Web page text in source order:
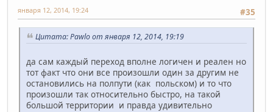
#35
января 12, 2014, 19:24
Цитата: Pawlo от января 12, 2014, 19:19
да сам каждый переход вполне логичен и реален но
тот факт что они все произошли один за другим не
остановились на полпути (как польском) и то что
произошли так относительно быстро, на такой
большой территории и правда удивительно